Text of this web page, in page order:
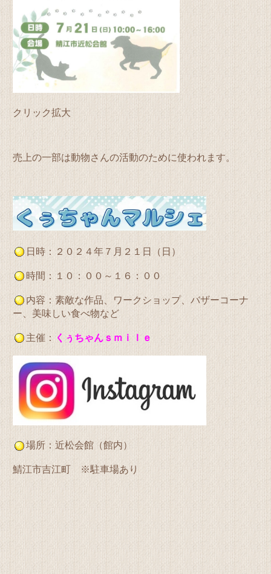
クリック拡大
売上の一部は動物さんの活動のために使われます。
日時：２０２４年７月２１日（日）
時間：１０：００～１６：００
内容：素敵な作品、ワークショップ、バザーコーナ
ー、美味しい食べ物など
主催： くぅちゃんｓｍｉｌｅ
場所：近松会館（館内）
鯖江市吉江町 ※駐車場あり